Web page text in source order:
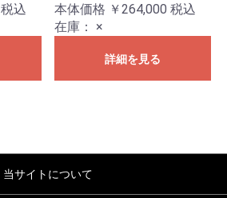
税込
本体価格 ￥264,000 税込
在庫： ×
詳細を見る
当サイトについて